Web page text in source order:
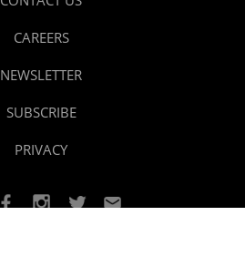
CAREERS
NEWSLETTER
SUBSCRIBE
PRIVACY